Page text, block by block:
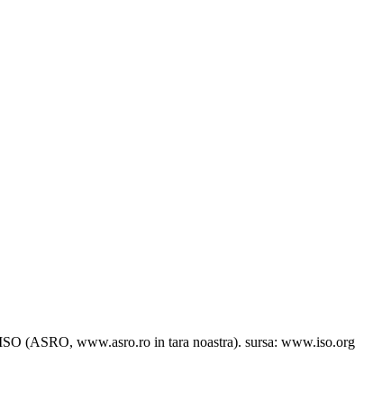
(ASRO, www.asro.ro in tara noastra). sursa: www.iso.org